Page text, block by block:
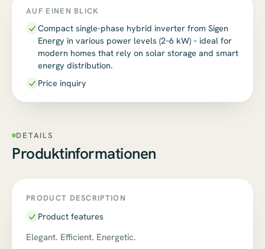
AUF EINEN BLICK
Compact single-phase hybrid inverter from Sigen
Energy in various power levels (2–6 kW) – ideal for
modern homes that rely on solar storage and smart
energy distribution.
Price inquiry
DETAILS
Produktinformationen
PRODUCT DESCRIPTION
Product features
Elegant. Efficient. Energetic.